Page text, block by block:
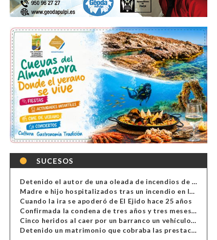
SUCESOS
Detenido el autor de una oleada de incendios de contenedores en Almería
Madre e hijo hospitalizados tras un incendio en la cocina de una vivienda en Almería
Cuando la ira se apoderó de El Ejido hace 25 años
Confirmada la condena de tres años y tres meses al hombre de Antas acusado de xenofobia
Cinco heridos al caer por un barranco un vehículo en Alcolea
Detenido un matrimonio que cobraba las prestaciones de ilegales en Almería, Granada, Málaga, Huelva y Murcia